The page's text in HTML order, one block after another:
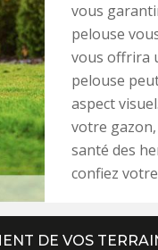
vous
pelouse
vous offrira
pelouse
aspect
votre
santé des
confiez
DE VOS